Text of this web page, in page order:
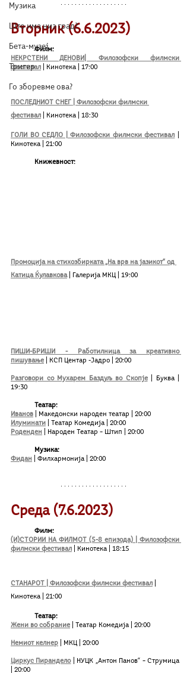
Музика
Што има низ град?
Бета-музеј
Тригер
Го зборевме ова?
Вторник (6.6.2023)
	Филм:
НЕКРСТЕНИ ДЕНОВИ| Филозофски филмски
фестивал
| Кинотека | 17:00
ПОСЛЕДНИОТ СНЕГ | Филозофски филмски
фестивал
| Кинотека | 18:30
ГОЛИ ВО СЕДЛО | Филозофски филмски фестивал
Кинотека | 21:00
Книжевност:
Промоција на стихозбирката „На врв на јазикот“ од
Катица Ќулавкова | Галерија МКЦ | 19:00
ПИШИ-БРИШИ - Работилница за креативно
пишување | КСП Центар -Јадро | 20:00
Разговори со Мухарем Баздуљ во Скопје | Буква |
19:30
Театар:
Иванов
Илуминати | Театар Комедија | 20:00
Роденден
| Народен Театар – Штип | 20:00
Музика:
Фидан
| Филхармонија | 20:00
Среда (7.6.2023)
Филм:
(И)СТОРИИ НА ФИЛМОТ (5-8 епизода) | Филозофски
филмски фестивал
| Кинотека | 18:15
СТАНАРОТ | Филозофски филмски фестивал
Кинотека | 21:00
Театар:
Жени во собрание
Немиот келнер | МКЦ | 20:00
Циркус Пирандело
| НУЦК „Антон Панов“ – Струмица